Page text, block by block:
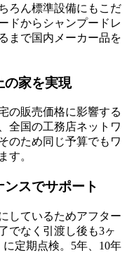
ろん標準設備にもこだ
ドからシャンプードレ
まで国内メーカー品を
の家を実現
の販売価格に影響する
全国の工務店ネットワ
のため同じ予算でもワ
す。
スでサポート
しているためアフター
でなく引渡し後も3ヶ
定期点検。5年、10年